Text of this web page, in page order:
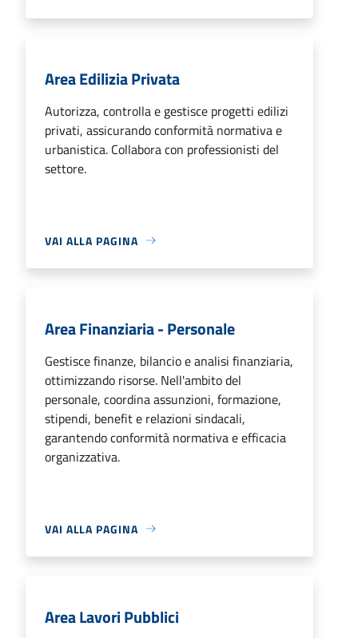
Area Edilizia Privata
Autorizza, controlla e gestisce progetti edilizi
privati, assicurando conformità normativa e
urbanistica. Collabora con professionisti del
settore.
VAI ALLA PAGINA
Area Finanziaria - Personale
Gestisce finanze, bilancio e analisi finanziaria,
ottimizzando risorse. Nell'ambito del
personale, coordina assunzioni, formazione,
stipendi, benefit e relazioni sindacali,
garantendo conformità normativa e efficacia
organizzativa.
VAI ALLA PAGINA
Area Lavori Pubblici